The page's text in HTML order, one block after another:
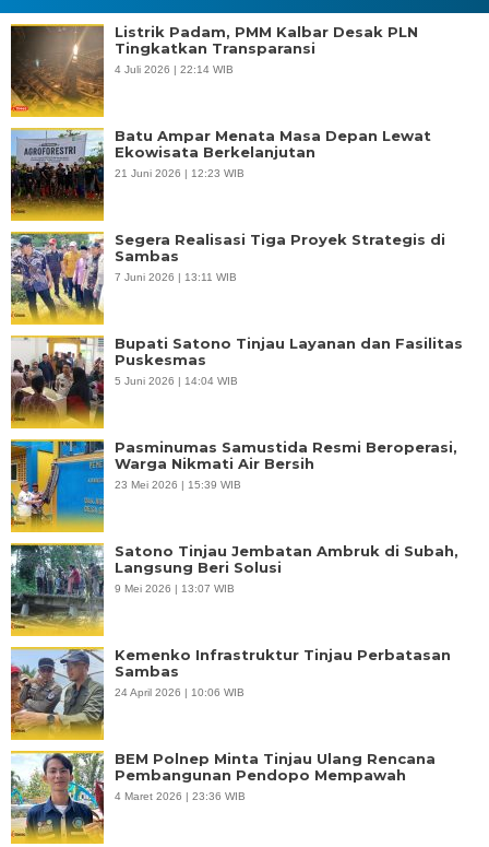
Listrik Padam, PMM Kalbar Desak PLN
Tingkatkan Transparansi
4 Juli 2026 | 22:14 WIB
Batu Ampar Menata Masa Depan Lewat
Ekowisata Berkelanjutan
21 Juni 2026 | 12:23 WIB
Segera Realisasi Tiga Proyek Strategis di
Sambas
7 Juni 2026 | 13:11 WIB
Bupati Satono Tinjau Layanan dan Fasilitas
Puskesmas
5 Juni 2026 | 14:04 WIB
Pasminumas Samustida Resmi Beroperasi,
Warga Nikmati Air Bersih
23 Mei 2026 | 15:39 WIB
Satono Tinjau Jembatan Ambruk di Subah,
Langsung Beri Solusi
9 Mei 2026 | 13:07 WIB
Kemenko Infrastruktur Tinjau Perbatasan
Sambas
24 April 2026 | 10:06 WIB
BEM Polnep Minta Tinjau Ulang Rencana
Pembangunan Pendopo Mempawah
4 Maret 2026 | 23:36 WIB